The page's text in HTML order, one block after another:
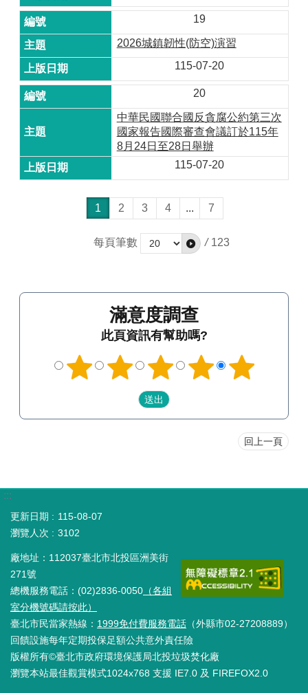
19
2026城鎮韌性(防空)演習
115-07-20
20
中華民國聯合國反貪腐公約第三次
國家報告國際審查會議訂於115年
8月24日至28日舉辦
115-07-20
1 2 3 4 ... 7
每頁筆數 / 123
滿意度調查
此頁資訊有幫助嗎?
回上一頁
:::
更新日期
115-08-07
瀏覽人次
3102
廠地址：112037臺北市北投區洲美街
271號
總機服務電話：(02)2836-0050 （各組
室分機號碼請按此）
臺北市民當家熱線： 1999免付費服務電話 （外縣市02-27208889）
回饋設施每年定期投保足額公共意外責任險
版權所有©臺北市政府環境保護局北投垃圾焚化廠
瀏覽本站最佳觀賞模式1024x768 支援 IE7.0 及 FIREFOX2.0